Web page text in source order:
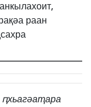
раан